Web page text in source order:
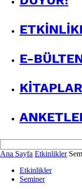
E-
KITAPLAR
Ana Sayfa Etkinlikler
Etkinlikler
Seminer